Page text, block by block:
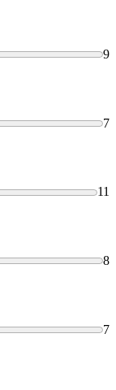
9
7
11
8
7